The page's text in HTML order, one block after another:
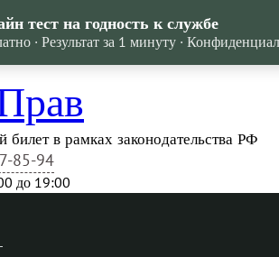
билет в рамках законодательства РФ
85-94
до 19:00
тест на годность к службе
· Результат за 1 минуту ·